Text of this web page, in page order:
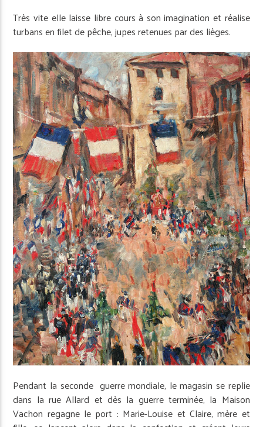
Très vite elle laisse libre cours à son imagination et réalise
turbans en filet de pêche, jupes retenues par des lièges.
Pendant la seconde guerre mondiale, le magasin se replie
dans la rue Allard et dès la guerre terminée, la Maison
Vachon regagne le port : Marie-Louise et Claire, mère et